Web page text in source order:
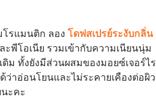
โรแมนติก ลอง โดฟสเปรย์ระงับกลิ่น
พีโอเนีย รวมเข้ากับความเนียนนุ่ม
ม ทั้งยังมีส่วนผสมของมอยซ์เจอร์ไร
าอ่อนโยนและไม่ระคายเคืองต่อผิว
ะคะ